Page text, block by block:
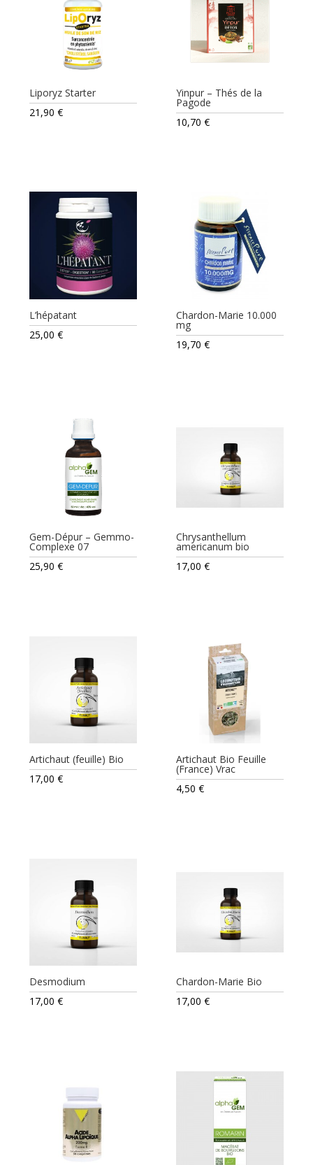
Liporyz Starter
21,90€
Yinpur – Thés de la
Pagode
10,70€
L’hépatant
25,00€
Chardon-Marie 10.000
mg
19,70€
Gem-Dépur – Gemmo-
Complexe 07
25,90€
Chrysanthellum
americanum bio
17,00€
Artichaut (feuille) Bio
17,00€
Artichaut Bio Feuille
(France) Vrac
4,50€
Desmodium
17,00€
Chardon-Marie Bio
17,00€